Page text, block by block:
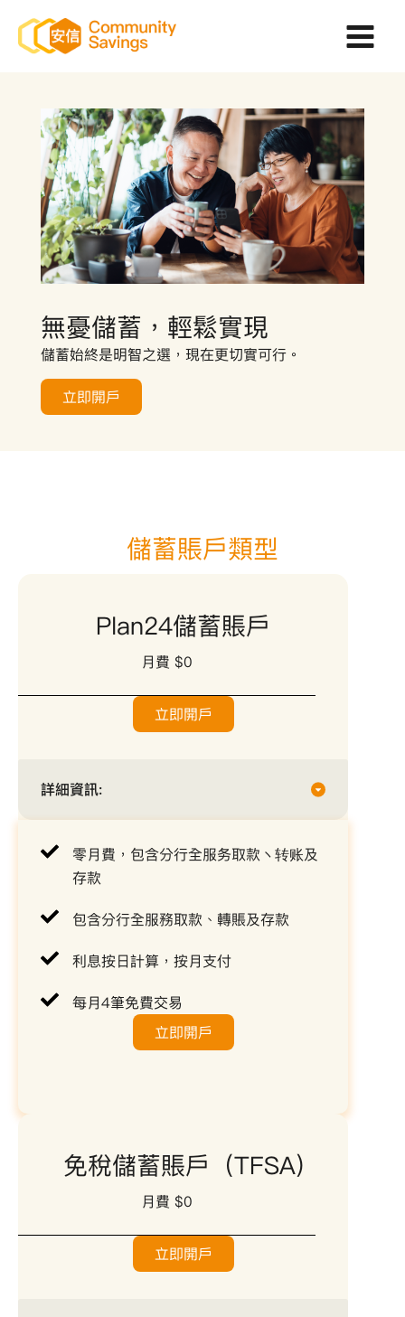
無憂儲蓄，輕鬆實現
儲蓄始終是明智之選，現在更切實可行。
立即開戶
儲蓄賬戶類型
Plan24儲蓄賬戶
月費 $0
立即開戶
詳細資訊:
零月費，包含分行全服务取款丶转账及
存款
包含分行全服務取款、轉賬及存款
利息按日計算，按月支付
每月4筆免費交易
立即開戶
免稅儲蓄賬戶（TFSA)
月費 $0
立即開戶